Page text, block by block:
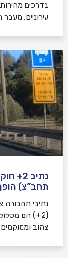
בדרכים מהירות
עירוניים. מעבר
תחב”צ)
נתיבי תחבורה
(2+) הם
צהוב וממוקמים